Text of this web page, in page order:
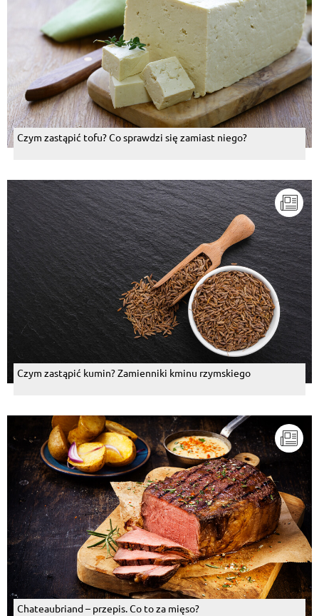
Czym zastąpić tofu? Co sprawdzi się zamiast niego?
Czym zastąpić kumin? Zamienniki kminu rzymskiego
Chateaubriand – przepis. Co to za mięso?